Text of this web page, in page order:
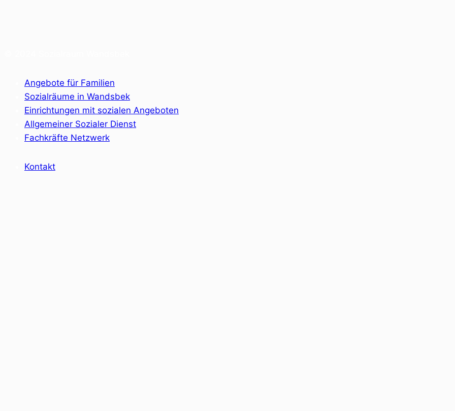
Angebote für Familien
Sozialräume in Wandsbek
Einrichtungen mit sozialen Angeboten
Allgemeiner Sozialer Dienst
Fachkräfte Netzwerk
Kontakt